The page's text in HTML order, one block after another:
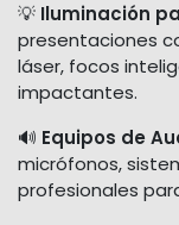
💡 Iluminación
presentaciones
láser, focos
impactantes.
🔊 Equipos de
micrófonos,
profesionales